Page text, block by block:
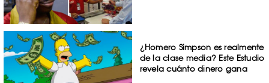
¿Homero Simpson es realmente
de la clase media? Este Estudio
revela cuánto dinero gana